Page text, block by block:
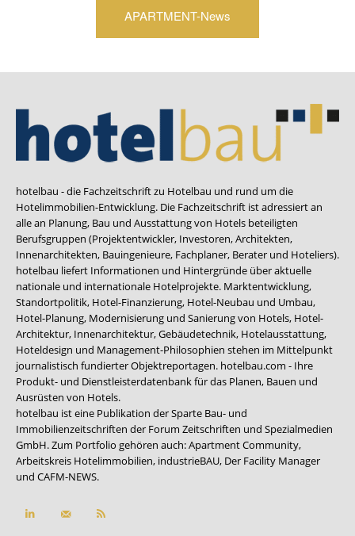
APARTMENT-News
hotelbau - die Fachzeitschrift zu Hotelbau und rund um die
Hotelimmobilien-Entwicklung. Die Fachzeitschrift ist adressiert an
alle an Planung, Bau und Ausstattung von Hotels beteiligten
Berufsgruppen (Projektentwickler, Investoren, Architekten,
Innenarchitekten, Bauingenieure, Fachplaner, Berater und Hoteliers).
hotelbau liefert Informationen und Hintergründe über aktuelle
nationale und internationale Hotelprojekte. Marktentwicklung,
Standortpolitik, Hotel-Finanzierung, Hotel-Neubau und Umbau,
Hotel-Planung, Modernisierung und Sanierung von Hotels, Hotel-
Architektur, Innenarchitektur, Gebäudetechnik, Hotelausstattung,
Hoteldesign und Management-Philosophien stehen im Mittelpunkt
journalistisch fundierter Objektreportagen. hotelbau.com - Ihre
Produkt- und Dienstleisterdatenbank für das Planen, Bauen und
Ausrüsten von Hotels.
hotelbau ist eine Publikation der Sparte Bau- und
Immobilienzeitschriften der Forum Zeitschriften und Spezialmedien
GmbH. Zum Portfolio gehören auch:Apartment Community,
Arbeitskreis Hotelimmobilien, industrieBAU, Der Facility Manager
und CAFM-NEWS.